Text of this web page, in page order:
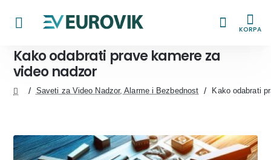
KORPA
Kako odabrati prave kamere za
video nadzor
Saveti za Video Nadzor, Alarme i Bezbednost Kako odabrati